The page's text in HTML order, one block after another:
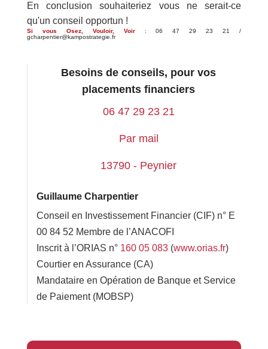
En conclusion souhaiteriez vous ne serait-ce
qu'un conseil opportun !
Si vous Osez, Vouloir, Voir
: 06 47 29 23 21 /
gcharpentier@kampostrategie.fr
Besoins de conseils, pour vos
placements financiers
06 47 29 23 21
Par mail
13790 - Peynier
Guillaume Charpentier
Conseil en Investissement Financier (CIF) n° E
00 84 52 Membre de l’ANACOFI
Inscrit à l’ORIAS n° 160 05 083(www.orias.fr)
Courtier en Assurance (CA)
Mandataire en Opération de Banque et Service
de Paiement (MOBSP)